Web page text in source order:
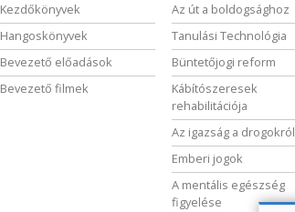
Kezdőkönyvek
Hangoskönyvek
Bevezető előadások
Bevezető filmek
Az út a boldogsághoz
Tanulási Technológia
Büntetőjogi reform
Kábítószeresek
rehabilitációja
Az igazság a drogokról
Emberi jogok
A mentális egészség
figyelése